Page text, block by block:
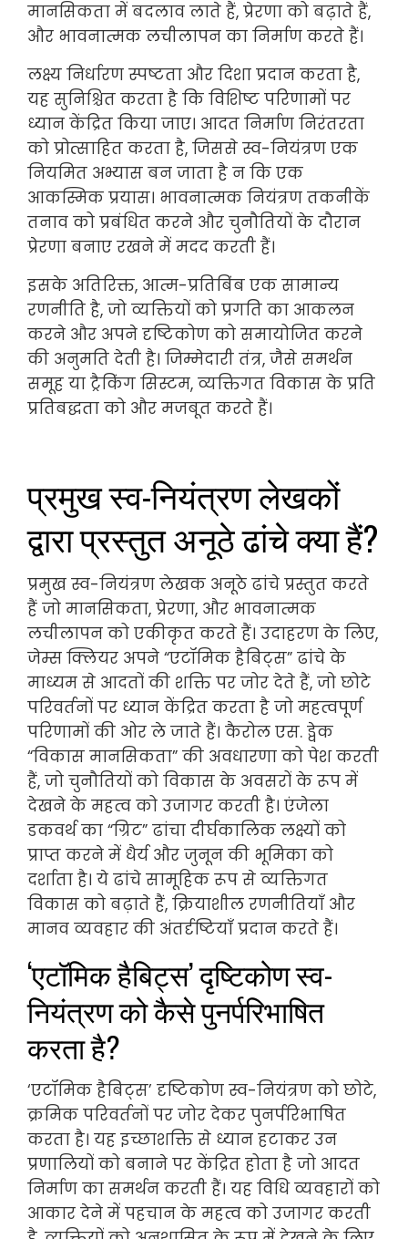
मानसिकता में बदलाव लाते हैं, प्रेरणा को बढ़ाते हैं,
और भावनात्मक लचीलापन का निर्माण करते हैं।
लक्ष्य निर्धारण स्पष्टता और दिशा प्रदान करता है,
यह सुनिश्चित करता है कि विशिष्ट परिणामों पर
ध्यान केंद्रित किया जाए। आदत निर्माण निरंतरता
को प्रोत्साहित करता है, जिससे स्व-नियंत्रण एक
नियमित अभ्यास बन जाता है न कि एक
आकस्मिक प्रयास। भावनात्मक नियंत्रण तकनीकें
तनाव को प्रबंधित करने और चुनौतियों के दौरान
प्रेरणा बनाए रखने में मदद करती हैं।
इसके अतिरिक्त, आत्म-प्रतिबिंब एक सामान्य
रणनीति है, जो व्यक्तियों को प्रगति का आकलन
करने और अपने दृष्टिकोण को समायोजित करने
की अनुमति देती है। जिम्मेदारी तंत्र, जैसे समर्थन
समूह या ट्रैकिंग सिस्टम, व्यक्तिगत विकास के प्रति
प्रतिबद्धता को और मजबूत करते हैं।
प्रमुख स्व-नियंत्रण लेखकों
द्वारा प्रस्तुत अनूठे ढांचे क्या हैं?
प्रमुख स्व-नियंत्रण लेखक अनूठे ढांचे प्रस्तुत करते
हैं जो मानसिकता, प्रेरणा, और भावनात्मक
लचीलापन को एकीकृत करते हैं। उदाहरण के लिए,
जेम्स क्लियर अपने “एटॉमिक हैबिट्स” ढांचे के
माध्यम से आदतों की शक्ति पर जोर देते हैं, जो छोटे
परिवर्तनों पर ध्यान केंद्रित करता है जो महत्वपूर्ण
परिणामों की ओर ले जाते हैं। कैरोल एस. ड्वेक
“विकास मानसिकता” की अवधारणा को पेश करती
हैं, जो चुनौतियों को विकास के अवसरों के रूप में
देखने के महत्व को उजागर करती है। एंजेला
डकवर्थ का “ग्रिट” ढांचा दीर्घकालिक लक्ष्यों को
प्राप्त करने में धैर्य और जुनून की भूमिका को
दर्शाता है। ये ढांचे सामूहिक रूप से व्यक्तिगत
विकास को बढ़ाते हैं, क्रियाशील रणनीतियाँ और
मानव व्यवहार की अंतर्दृष्टियाँ प्रदान करते हैं।
‘एटॉमिक हैबिट्स’ दृष्टिकोण स्व-
नियंत्रण को कैसे पुनर्परिभाषित
करता है?
‘एटॉमिक हैबिट्स’ दृष्टिकोण स्व-नियंत्रण को छोटे,
क्रमिक परिवर्तनों पर जोर देकर पुनर्परिभाषित
करता है। यह इच्छाशक्ति से ध्यान हटाकर उन
प्रणालियों को बनाने पर केंद्रित होता है जो आदत
निर्माण का समर्थन करती हैं। यह विधि व्यवहारों को
आकार देने में पहचान के महत्व को उजागर करती